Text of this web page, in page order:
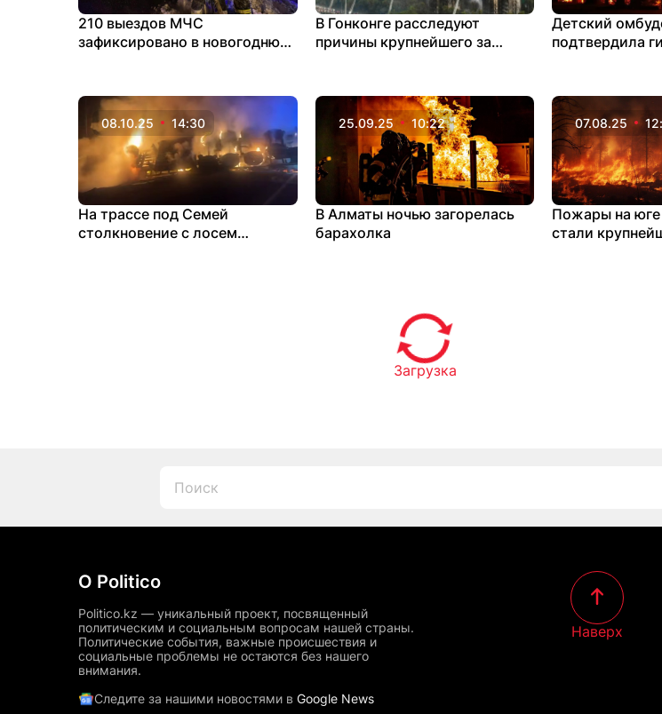
210 выездов МЧС
зафиксировано в новогоднюю
В Гонконге расследуют
причины крупнейшего за
Детский
подтвердила
08.10.25 14:30
На трассе под Семей
столкновение с лосем
25.09.25 10:22
В Алматы ночью загорелась
барахолка
07.08.25
Пожары на
стали
Загрузка
О Politico
Politico.kz — уникальный проект, посвященный
политическим и социальным вопросам нашей страны.
Политические события, важные происшествия и
социальные проблемы не остаются без нашего
внимания.
Следите за нашими новостями в Google News
Наверх